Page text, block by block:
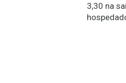
3,30 na